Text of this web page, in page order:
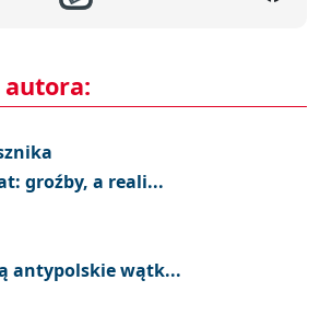
autora:
groźby, a reali...
antypolskie wątk...